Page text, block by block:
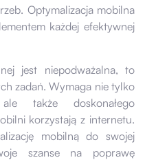
Optymalizacja mobilna
każdej efektywnej
jest niepodważalna, to
zadań. Wymaga nie tylko
także doskonałego
korzystają z internetu.
mobilną do swojej
szanse na poprawę